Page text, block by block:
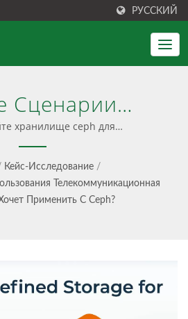
РУССКИЙ
Сценарии
Хочет
хранилище ceph для
клиентов, с объектным
виртуальными машинами и
аналитикой больших
и резервным копированием
и т.д.
Кейс-Исследование /
Телекоммуникационная
Применить С Ceph?